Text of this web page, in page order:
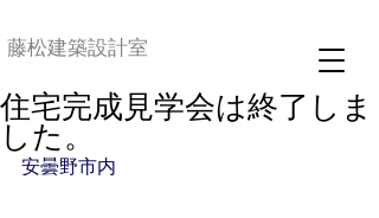
藤松建築設計室
住宅完成見学会は終了しま
した。
安曇野市内